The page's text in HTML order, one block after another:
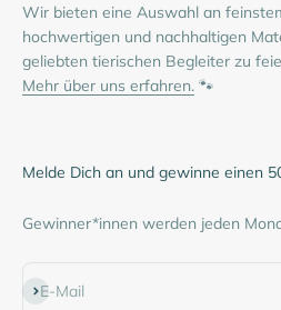
Wir bieten eine Auswahl an
hochwertigen und nachhaltigen
geliebten tierischen Begleiter zu
Mehr über uns erfahren. 🐾
Melde Dich an und gewinne einen
Gewinner*innen werden jeden
E-Mail
Abonnieren